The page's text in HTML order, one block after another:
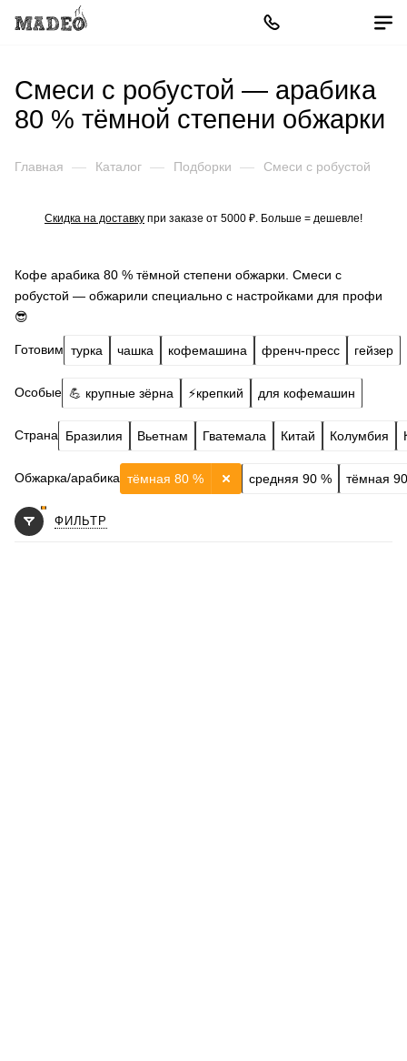
Смеси с робустой — арабика
80 % тёмной степени обжарки
Главная — Каталог — Подборки — Смеси с робустой
Скидка на доставку при заказе от 5000 ₽. Больше = дешевле!
Кофе арабика 80 % тёмной степени обжарки. Смеси с
робустой — обжарили специально с настройками для профи
😎
Готовим турка чашка кофемашина френч-пресс гейзер
Особые 💪 крупные зёрна ⚡️крепкий для кофемашин
Страна Бразилия Вьетнам Гватемала Китай Колумбия
Обжарка/арабика средняя 90 % тёмная
тёмная 80 %
ФИЛЬТР